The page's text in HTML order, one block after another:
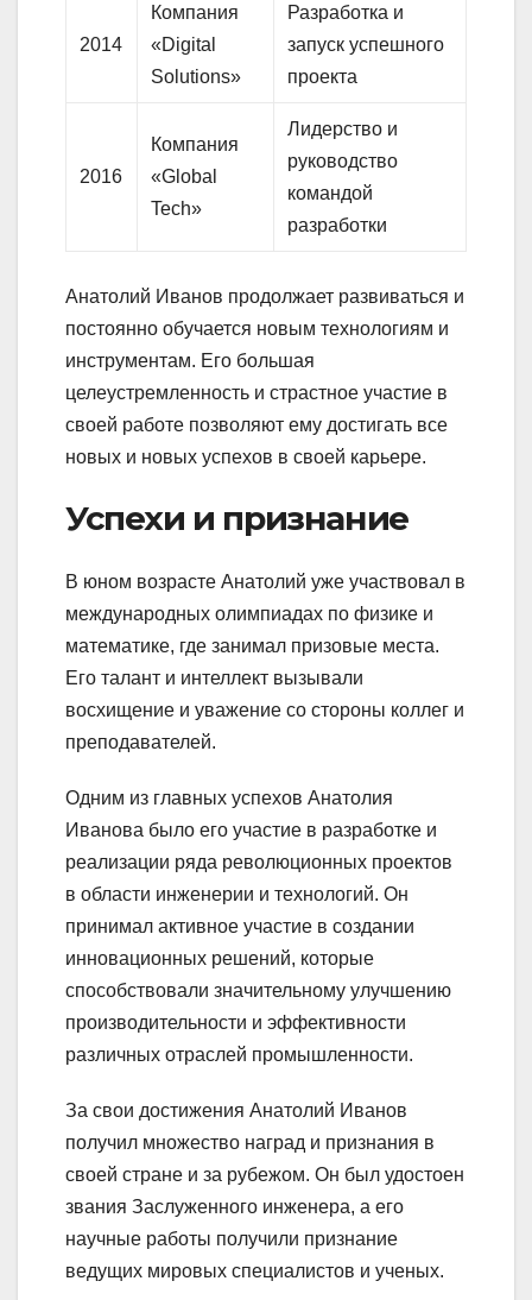
2014
Компания
«Digital
Solutions»
Разработка и
запуск успешного
проекта
2016
Компания
«Global
Tech»
Лидерство и
руководство
командой
разработки
Анатолий Иванов продолжает развиваться и
постоянно обучается новым технологиям и
инструментам. Его большая
целеустремленность и страстное участие в
своей работе позволяют ему достигать все
новых и новых успехов в своей карьере.
Успехи и признание
В юном возрасте Анатолий уже участвовал в
международных олимпиадах по физике и
математике, где занимал призовые места.
Его талант и интеллект вызывали
восхищение и уважение со стороны коллег и
преподавателей.
Одним из главных успехов Анатолия
Иванова было его участие в разработке и
реализации ряда революционных проектов
в области инженерии и технологий. Он
принимал активное участие в создании
инновационных решений, которые
способствовали значительному улучшению
производительности и эффективности
различных отраслей промышленности.
За свои достижения Анатолий Иванов
получил множество наград и признания в
своей стране и за рубежом. Он был удостоен
звания Заслуженного инженера, а его
научные работы получили признание
ведущих мировых специалистов и ученых.